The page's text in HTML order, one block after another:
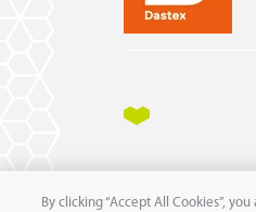
Impressum Datenschutz
By clicking “Accept All Cookies”,